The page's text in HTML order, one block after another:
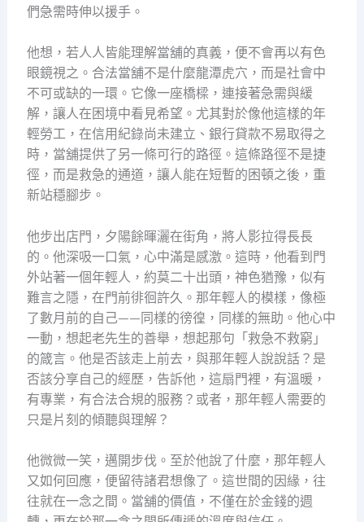
們急需時伸以援手。
他想，若人人皆能理解當舖的真義，便不會再以有色
眼鏡視之。合法當舖不是什麼龍潭虎穴，而是社會中
不可或缺的一環。它像一座橋樑，連接著急需與緩
解，讓人在困境中看見希望。尤其對於像他這樣的年
輕勞工，在信用紀錄尚未建立、銀行貸款不易取得之
時，當舖提供了另一條可行的路徑。這條路徑不是捷
徑，而是救急的通道，讓人能在短暫的困頓之後，重
新站穩腳步。
他步出店門，夕陽餘暉灑在街角，將人影拉得長長
的。他深吸一口氣，心中滿是感激。這時，他看到門
外站著一個年輕人，約莫二十出頭，神色猶豫，似有
難言之隱，在門前徘徊許久。那年輕人的模樣，像極
了數月前的自己——同樣的徬徨，同樣的無助。他心中
一動，想起老先生的善舉，想起那句「救急不救窮」
的箴言。他是否該走上前去，與那年輕人說說話？是
否該分享自己的經歷，告訴他，這扇門裡，有溫暖，
有專業，有合法合規的服務？或者，那年輕人需要的
只是片刻的傾聽與理解？
他微微一笑，邁開步伐。至於他說了什麼，那年輕人
又如何回應，便留待諸君想像了。這世間的因緣，往
往就在一念之間。當舖的價值，不僅在於金錢的週